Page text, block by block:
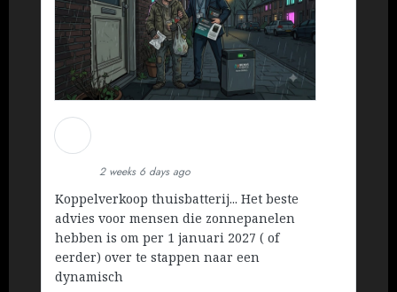
2 weeks 6 days ago
Koppelverkoop thuisbatterij... Het beste
advies voor mensen die zonnepanelen
hebben is om per 1 januari 2027 ( of
eerder) over te stappen naar een
dynamisch